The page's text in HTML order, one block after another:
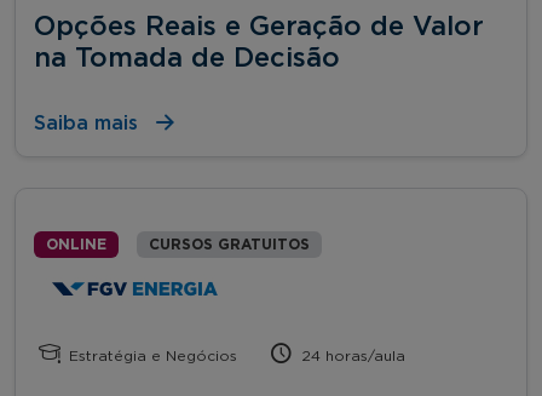
Opções Reais e Geração de Valor
na Tomada de Decisão
Saiba mais
ONLINE CURSOS GRATUITOS
Estratégia e Negócios 24 horas/aula